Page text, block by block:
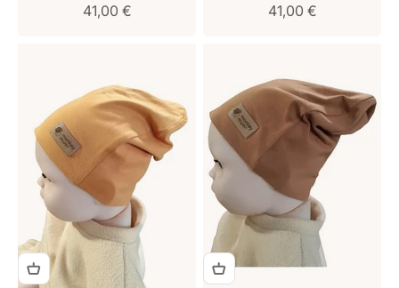
Verkaufspreis
41,00 €
Verkaufspreis
41,00 €